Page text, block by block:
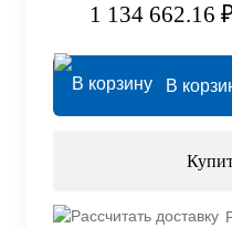
1 134 662.16
В